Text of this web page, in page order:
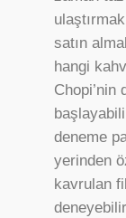
satın
hangi
Chopi’nin
deneme
yerinden
kavrulan